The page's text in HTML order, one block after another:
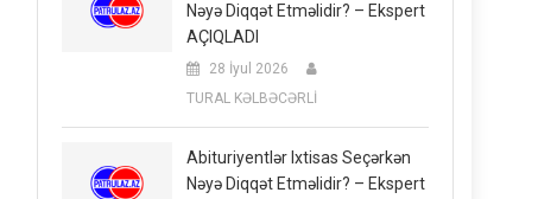
Nəyə Diqqət Etməlidir? – Ekspert
AÇIQLADI
28 İyul 2026
TURAL KƏLBƏCƏRLİ
Abituriyentlər Ixtisas Seçərkən
Nəyə Diqqət Etməlidir? – Ekspert